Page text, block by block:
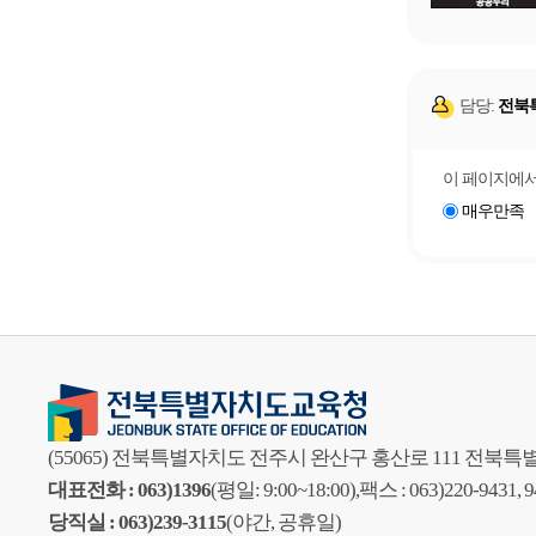
담당: 전북
이 페이지에
매우만족
(55065) 전북특별자치도 전주시 완산구 홍산로 111 전북특
대표전화 : 063)1396(평일: 9:00~18:00),팩스 : 063)220-9431,
당직실 : 063)239-3115(야간, 공휴일)